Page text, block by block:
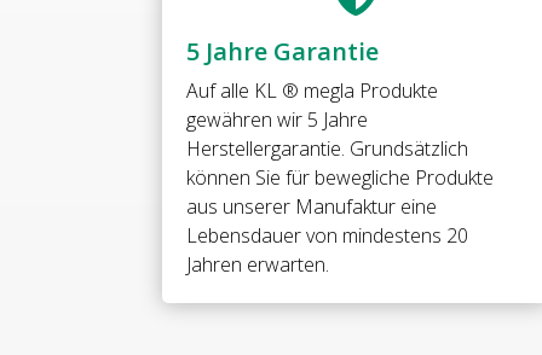
5 Jahre Garantie
Auf alle KL ® megla Produkte
gewähren wir 5 Jahre
Herstellergarantie. Grundsätzlich
können Sie für bewegliche Produkte
aus unserer Manufaktur eine
Lebensdauer von mindestens 20
Jahren erwarten.